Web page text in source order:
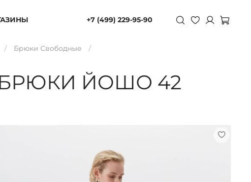
+7 (499) 229-95-90
Брюки Свободные
ЙОШО 42